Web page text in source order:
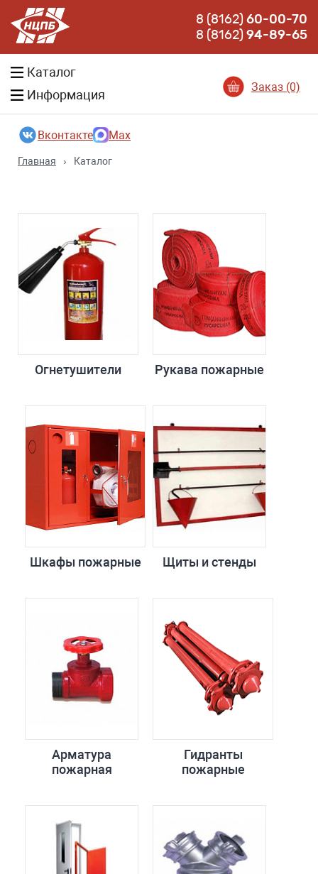
8 (8162)60-00-70
8 (8162)94-89-65
Каталог
Информация
Заказ (0)
Вконтакте Max
Главная › Каталог
Огнетушители Рукава пожарные
Шкафы пожарные Щиты и стенды
Арматура
пожарная
Гидранты
пожарные